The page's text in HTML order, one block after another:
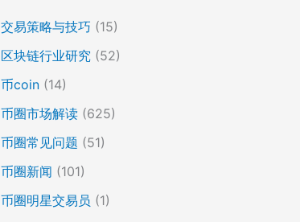
交易策略与技巧 (15)
区块链行业研究 (52)
币coin (14)
币圈市场解读 (625)
币圈常见问题 (51)
币圈新闻 (101)
币圈明星交易员 (1)